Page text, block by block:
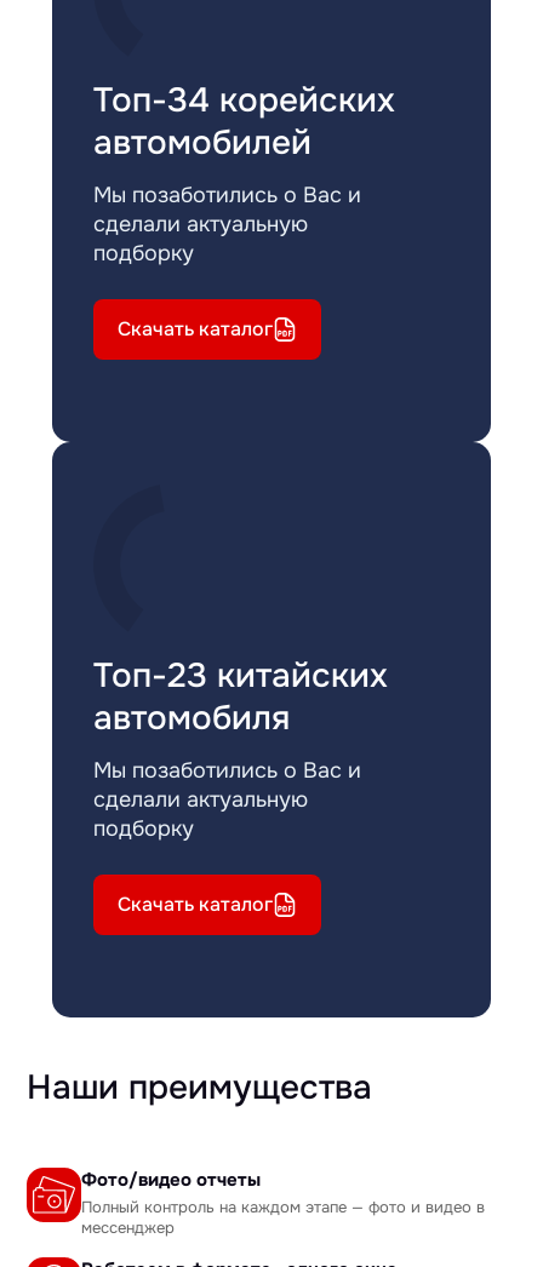
Топ-34 корейских
автомобилей
Мы позаботились о Вас и
сделали актуальную
подборку
Скачать каталог
Топ-23 китайских
автомобиля
Мы позаботились о Вас и
сделали актуальную
подборку
Скачать каталог
Наши преимущества
Фото/видео отчеты
Полный контроль на каждом этапе — фото и видео в
мессенджер